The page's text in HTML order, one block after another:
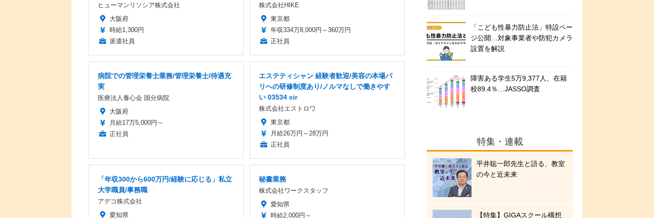
ヒューマンリソシア株式会社
大阪府
時給1,300円
派遣社員
株式会社HIKE
東京都
年収334万8,000円～360万円
正社員
病院での管理栄養士業務/管理栄養士/待遇充
実
医療法人養心会 国分病院
大阪府
月給17万5,000円～
正社員
エステティシャン 経験者歓迎/美容の本場パ
リへの研修制度あり/ノルマなしで働きやす
い 03534 cir
株式会社エストロワ
東京都
月給26万円～28万円
正社員
「年収300から600万円/経験に応じる」私立
大学職員/事務職
アデコ株式会社
愛知県
秘書業務
株式会社ワークスタッフ
愛知県
時給2,000円～
「こども性暴力防止法」特設ペー
ジ公開…対象事業者や防犯カメラ
設置を解説
障害ある学生5万9,377人、在籍
校89.4％…JASSO調査
特集・連載
平井聡一郎先生と語る、教室
の今と近未来
【特集】GIGAスクール構想